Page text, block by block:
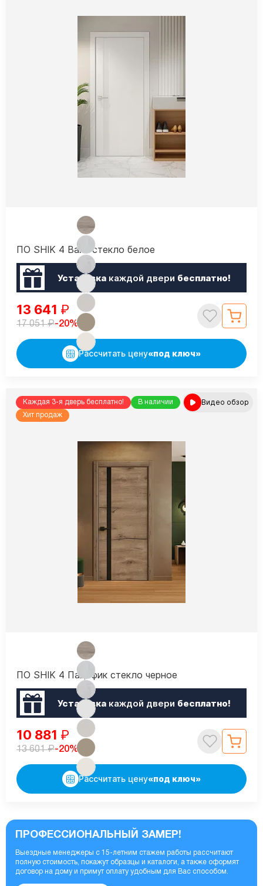
ПО SHIK 4 Вайт стекло белое
Установкакаждой двери бесплатно!
13 641 ₽
17 051₽-20%
Рассчитать цену«под ключ»
Каждая 3-я дверь бесплатно!
В наличии
Хит продаж
Видео обзор
ПО SHIK 4 Пацифик стекло черное
Установкакаждой двери бесплатно!
10 881 ₽
13 601₽-20%
Рассчитать цену«под ключ»
ПРОФЕССИОНАЛЬНЫЙ ЗАМЕР!
Выездные менеджеры с 15-летним стажем работы рассчитают
полную стоимость, покажут образцы и каталоги, а также оформят
договор на дому и примут оплату удобным для Вас способом.